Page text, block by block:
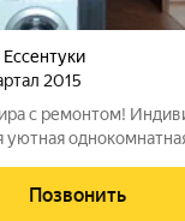
Ессентуки
2015
с ремонтом!
прихожая
узел,
Позвонить